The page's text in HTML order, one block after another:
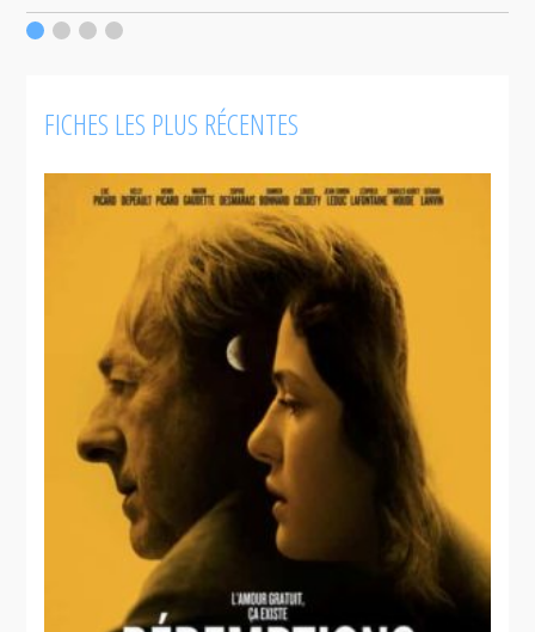
FICHES LES PLUS RÉCENTES